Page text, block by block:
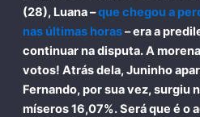
(28), Luana –que chegou a
nas últimas horas– era a
continuar na disputa. A
votos! Atrás dela, Juninho
Fernando, por sua vez, surgiu
míseros16,07%. Será que é o